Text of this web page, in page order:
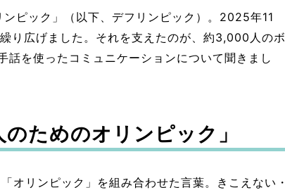
ピック」（以下、デフリンピック）。2025年11
り広げました。それを支えたのが、約3,000人のボ
を使ったコミュニケーションについて聞きまし
ためのオリンピック」
オリンピック」を組み合わせた言葉。きこえない・